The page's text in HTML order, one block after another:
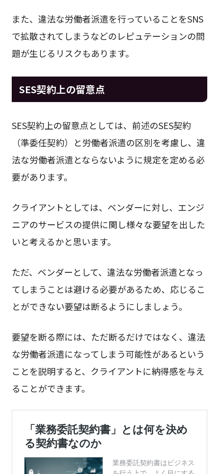
また、違法な労働者派遣を行っていることをSNS
で拡散されてしまうなどのレピュテーションの問
題が生じるリスクもあります。
SES契約上の留意点
SES契約上の留意点としては、前述のSES契約
（準委任契約）と労働者派遣の区別を考慮し、違
法な労働者派遣とならないように規定を定める必
要があります。
クライアントとしては、ベンダーに対し、エンジ
ニアのサービスの提供に関し様々な要望を出した
いと考えるかと思います。
ただ、ベンダーとして、違法な労働者派遣となっ
てしまうことは避ける必要があるため、応じるこ
とができない要望は断るようにしましょう。
要望を断る際には、ただ断るだけではなく、違法
な労働者派遣になってしまう可能性があるという
ことを説明すると、クライアントに納得感を与え
ることができます。